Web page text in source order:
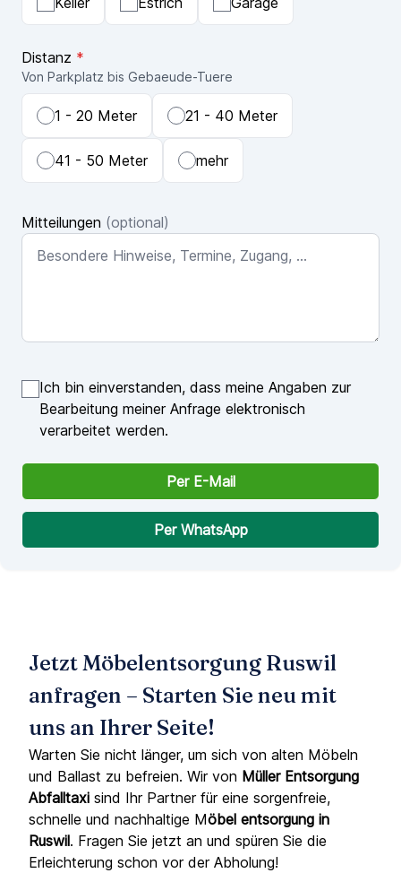
Distanz *
Von Parkplatz bis Gebaeude-Tuere
1 - 20 Meter 21 - 40 Meter
41 - 50 Meter mehr
Mitteilungen (optional)
Ich bin einverstanden, dass meine Angaben zur
Bearbeitung meiner Anfrage elektronisch
verarbeitet werden.
Per E-Mail
Per WhatsApp
Jetzt Möbelentsorgung Ruswil
anfragen – Starten Sie neu mit
uns an Ihrer Seite!
Warten Sie nicht länger, um sich von alten Möbeln
und Ballast zu befreien. Wir von Müller Entsorgung
Abfalltaxi sind Ihr Partner für eine sorgenfreie,
schnelle und nachhaltige Möbel entsorgung in
Ruswil. Fragen Sie jetzt an und spüren Sie die
Erleichterung schon vor der Abholung!